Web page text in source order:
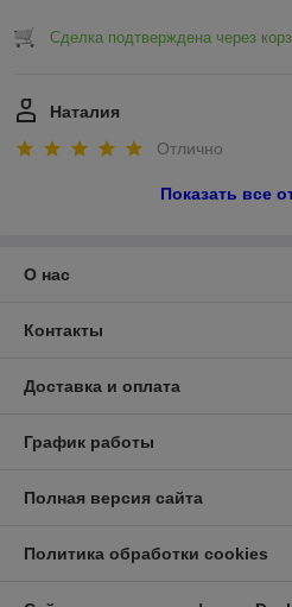
Сделка подтверждена через
Наталия
Отлично
Показать все
О нас
Контакты
Доставка и оплата
График работы
Полная версия сайта
Политика обработки cookies